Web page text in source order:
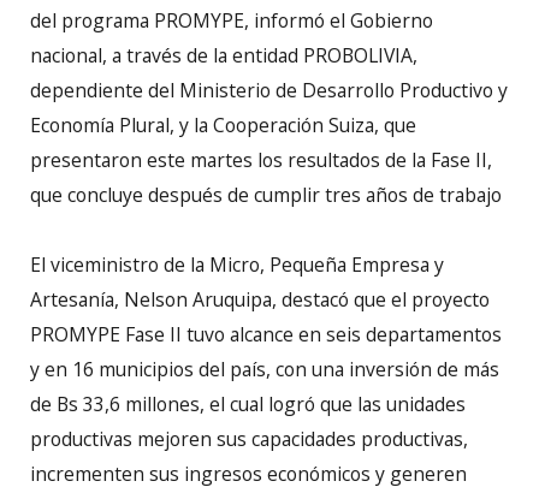
del programa PROMYPE, informó el Gobierno
nacional, a través de la entidad PROBOLIVIA,
dependiente del Ministerio de Desarrollo Productivo y
Economía Plural, y la Cooperación Suiza, que
presentaron este martes los resultados de la Fase II,
que concluye después de cumplir tres años de trabajo
El viceministro de la Micro, Pequeña Empresa y
Artesanía, Nelson Aruquipa, destacó que el proyecto
PROMYPE Fase II tuvo alcance en seis departamentos
y en 16 municipios del país, con una inversión de más
de Bs 33,6 millones, el cual logró que las unidades
productivas mejoren sus capacidades productivas,
incrementen sus ingresos económicos y generen